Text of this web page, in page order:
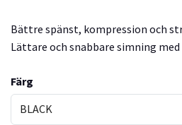
Bättre spänst, kompression och
Lättare och snabbare simning
Färg
BLACK